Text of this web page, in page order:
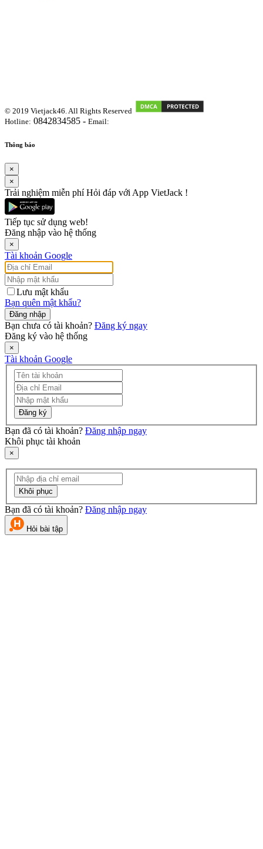
© 2019 Vietjack46. All Rights Reserved
Hotline: 0842834585 - Email:
Thông báo
×
×
Trải nghiệm miễn phí Hỏi đáp với App VietJack !
Tiếp tục sử dụng web!
Đăng nhập vào hệ thống
×
Tài khoản Google
Lưu mật khẩu
Bạn quên mật khẩu?
Đăng nhập
Bạn chưa có tài khoản? Đăng ký ngay
Đăng ký vào hệ thống
×
Tài khoản Google
Đăng ký
Bạn đã có tài khoản? Đăng nhập ngay
Khôi phục tài khoản
×
Khôi phục
Bạn đã có tài khoản? Đăng nhập ngay
Hỏi bài tập